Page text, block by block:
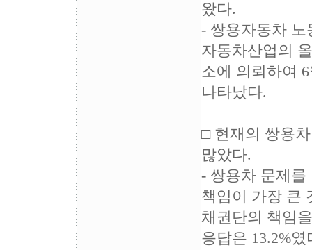
왔다.
- 쌍용자동차 노
자동차산업의
소에 의뢰하여
나타났다.
□ 현재의 쌍용
많았다.
- 쌍용차 문제를
책임이 가장 큰
채권단의 책임
응답은 13.2%였